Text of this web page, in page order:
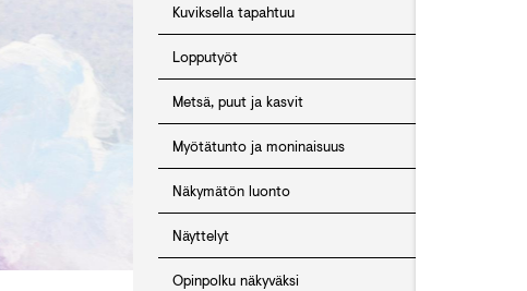
Kuviksella tapahtuu
Lopputyöt
Metsä, puut ja kasvit
Myötätunto ja moninaisuus
Näkymätön luonto
Näyttelyt
Opinpolku näkyväksi